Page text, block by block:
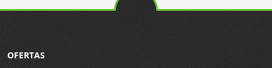
OFERTAS